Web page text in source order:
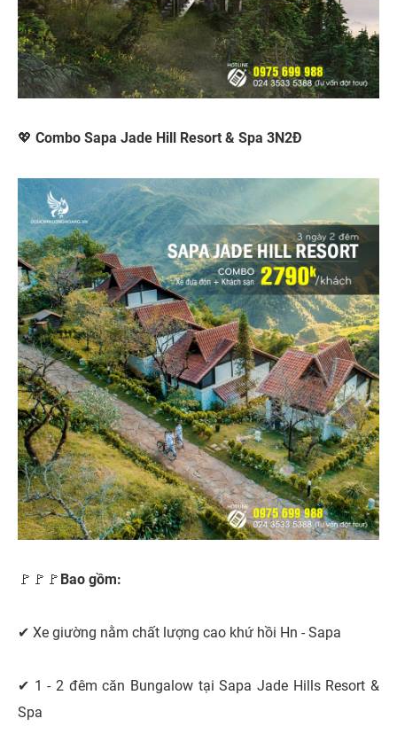
💖 Combo Sapa Jade Hill Resort & Spa 3N2Đ
🚩🚩🚩 Bao gồm:
✔ Xe giường nằm chất lượng cao khứ hồi Hn - Sapa
✔ 1 - 2 đêm căn Bungalow tại Sapa Jade Hills Resort &
Spa